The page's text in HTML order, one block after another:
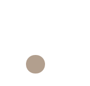
Personal